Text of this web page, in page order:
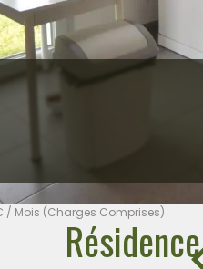
/ Mois (Charges Comprises)